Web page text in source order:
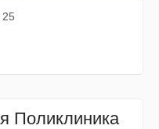
Поликлиника